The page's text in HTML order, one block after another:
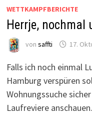
WETTKAMPFBERICHTE
Herrje, nochmal
von saffti 17.
Falls ich noch einmal
Hamburg verspüren
Wohnungssuche
Laufreviere